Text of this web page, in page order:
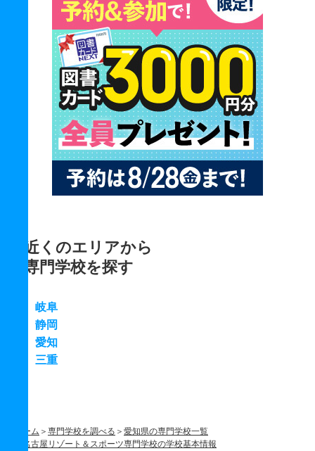
近くのエリアから
専門学校を探す
岐阜
静岡
愛知
三重
ホーム 専門学校を調べる
愛知県の専門学校一覧
名古屋リゾート＆スポーツ専門学校の学校基本情報